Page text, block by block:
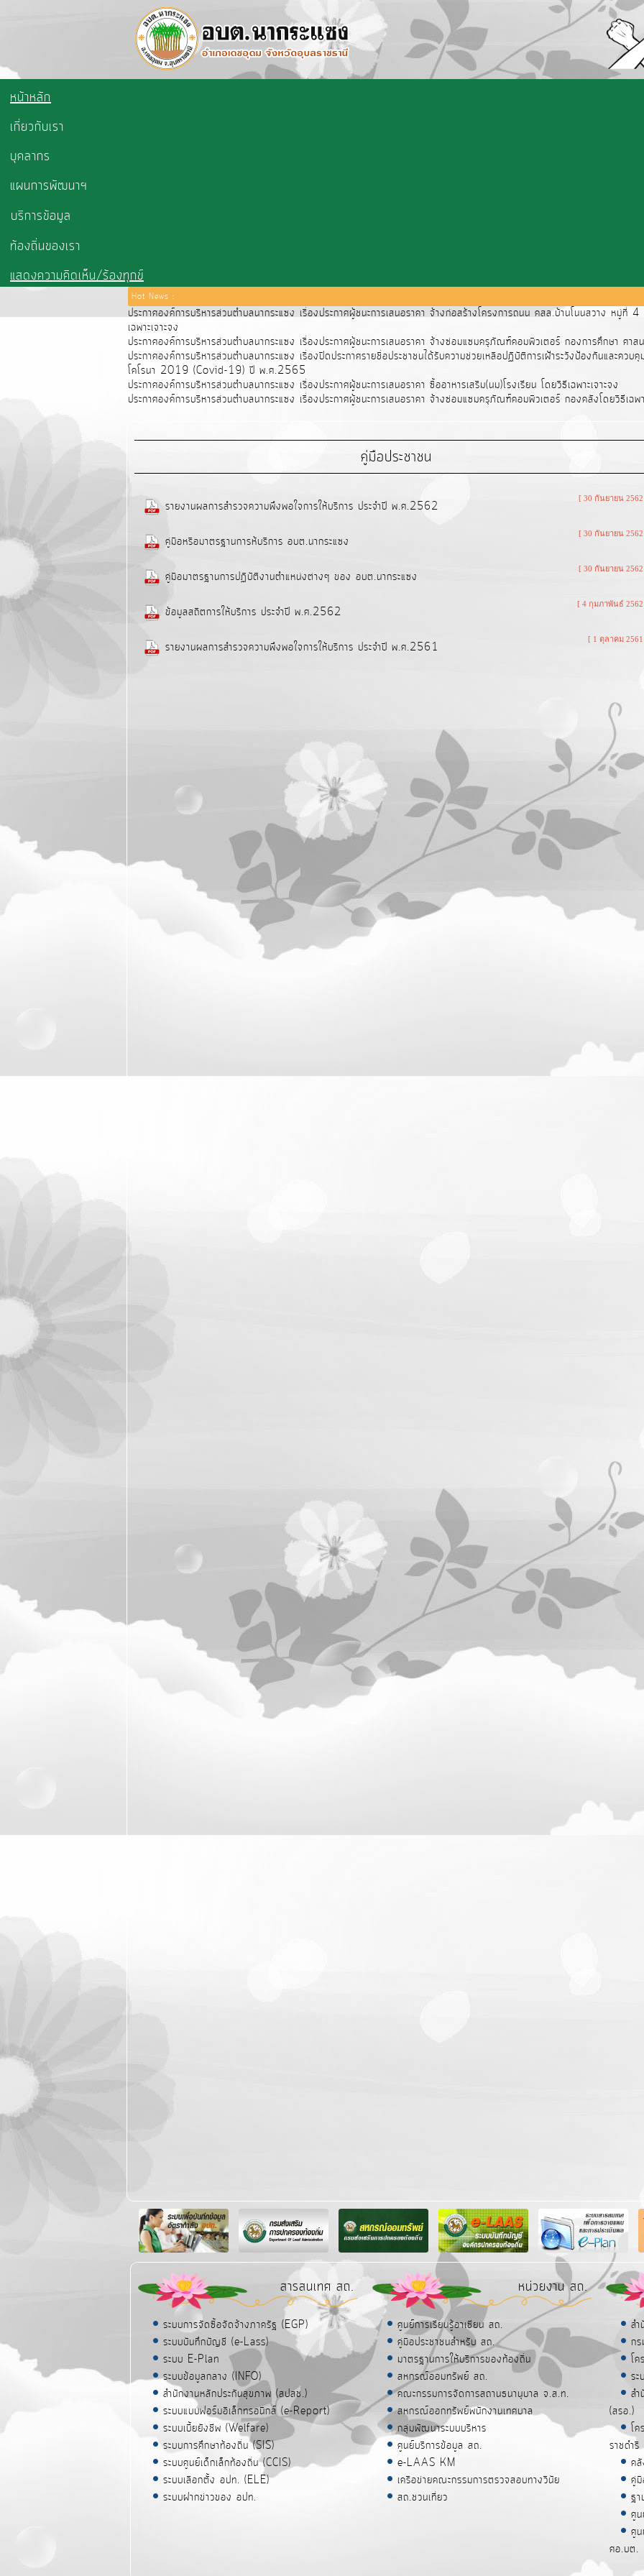
หน้าหลัก
เกี่ยวกับเรา
บุคลากร
แผนการพัฒนาฯ
บริการข้อมูล
ท้องถิ่นของเรา
แสดงความคิดเห็น/ร้องทุกข์
Hot News :
ประกาศองค์การบริหารส่วนตำบลนากระแซง เรื่องประกาศผู้ชนะการเสนอราคา จ้างก่อสร้างโครงการถนน คสล.บ้านโนนสวาง หมู่
เฉพาะเจาะจง
ประกาศองค์การบริหารส่วนตำบลนากระแซง เรื่องประกาศผู้ชนะการเสนอราคา จ้างซ่อมแซมครุภัณฑ์คอมพิวเตอร์ กองการศึกษา ศาส
ประกาศองค์การบริหารส่วนตำบลนากระแซง เรื่องปิดประกาศรายชื่อประชาชนได้รับความช่วยเหลือปฏิบัติการเฝ้าระวังป้องกันและคว
โคโรนา 2019 (Covid-19) ปี พ.ศ.2565
ประกาศองค์การบริหารส่วนตำบลนากระแซง เรื่องประกาศผู้ชนะการเสนอราคา ซื้ออาหารเสริม(นม)โรงเรียน โดยวิธีเฉพาะเจาะจง
ประกาศองค์การบริหารส่วนตำบลนากระแซง เรื่องประกาศผู้ชนะการเสนอราคา จ้างซ่อมแซมครุภัณฑ์คอมพิวเตอร์ กองคลังโดยวิธีเฉพา
คู่มือประชาชน
รายงานผลการสำรวจความพึงพอใจการให้บริการ ประจำปี พ.ศ.2562
[ 30 กันยายน
คู่มือหรือมาตรฐานการห้บริการ อบต.นากระแซง
[ 30 กันยายน
คู่มือมาตรฐานการปฏิบัติงานตำแหน่งต่างๆ ของ อบต.นากระแซง
[ 30 กันยายน
ข้อมูลสถิตการให้บริการ ประจำปี พ.ศ.2562
[ 4 กุมภาพันธ์
รายงานผลการสำรวจความพึงพอใจการให้บริการ ประจำปี พ.ศ.2561
[ 1 ตุลาคม
สารสนเทศ สถ.
ระบบการจัดซื้อจัดจ้างภาครัฐ (EGP)
ระบบบันทึกบัญชี (e-Lass)
ระบบ E-Plan
ระบบข้อมูลกลาง (INFO)
สำนักงานหลักประกันสุขภาพ (สปสช.)
ระบบแบบฟอร์มอิเล็กทรอนิกส์ (e-Report)
ระบบเบี้ยยังชีพ (Welfare)
ระบบการศึกษาท้องถิ่น (SIS)
ระบบศูนย์เด็กเล็กท้องถิ่น (CCIS)
ระบบเลือกตั้ง อปท. (ELE)
ระบบฝากข่าวของ อปท.
หน่วยงาน สถ.
ศูนย์การเรียนรู้อาเซียน สถ.
คู่มือประชาชนสำหรับ สถ.
มาตรฐานการให้บริการของท้องถิ่น
สหกรณ์ออมทรัพย์ สถ.
คณะกรรมการจัดการสถานธนานุบาล จ.ส.ท.
สหกรณ์ออกทรัพย์พนักงานเทศบาล
กลุ่มพัฒนาระบบบริหาร
ศูนย์บริการข้อมูล สถ.
e-LAAS KM
เครือข่ายคณะกรรมการตรวจสอบทางวินัย
สถ.ชวนเที่ยว
ส
ก
โ
ร
ส
(สรอ.)
โ
ราชดำริ
ค
คู่
ฐ
ศู
ศู
ศอ.บต.